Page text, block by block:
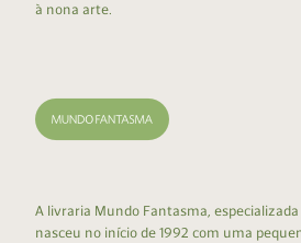
à nona arte.
A livraria Mundo Fantasma,
nasceu no início de 1992 com uma